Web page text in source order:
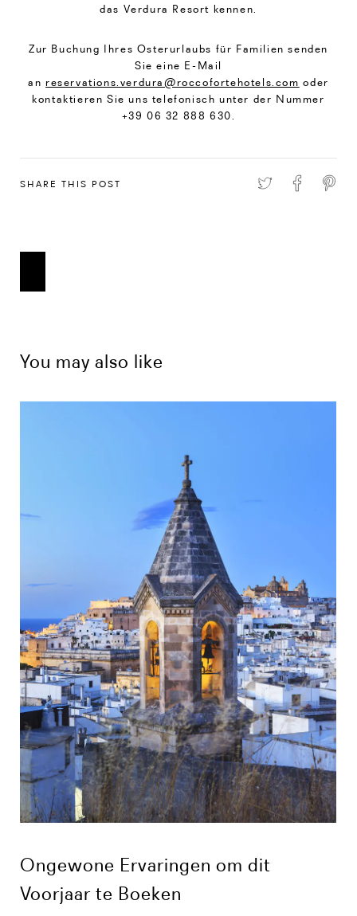
das Verdura Resort kennen.
Zur Buchung Ihres Osterurlaubs für Familien senden
Sie eine E-Mail
anreservations.verdura@roccofortehotels.com oder
kontaktieren Sie uns telefonisch unter der Nummer
+39 06 32 888 630.
SHARE THIS POST
You may also like
Ongewone Ervaringen om dit
Voorjaar te Boeken